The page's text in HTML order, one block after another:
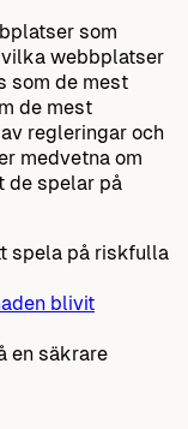
som
vilka webbplatser
som de mest
de mest
regleringar och
medvetna om
de spelar på
spela på riskfulla
blivit
en säkrare